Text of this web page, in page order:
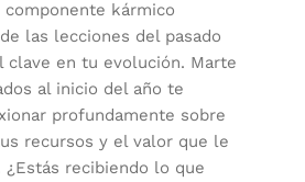
kármico
las lecciones del pasado
clave en tu evolución. Marte
al inicio del año te
profundamente sobre
recursos y el valor que le
¿Estás recibiendo lo que